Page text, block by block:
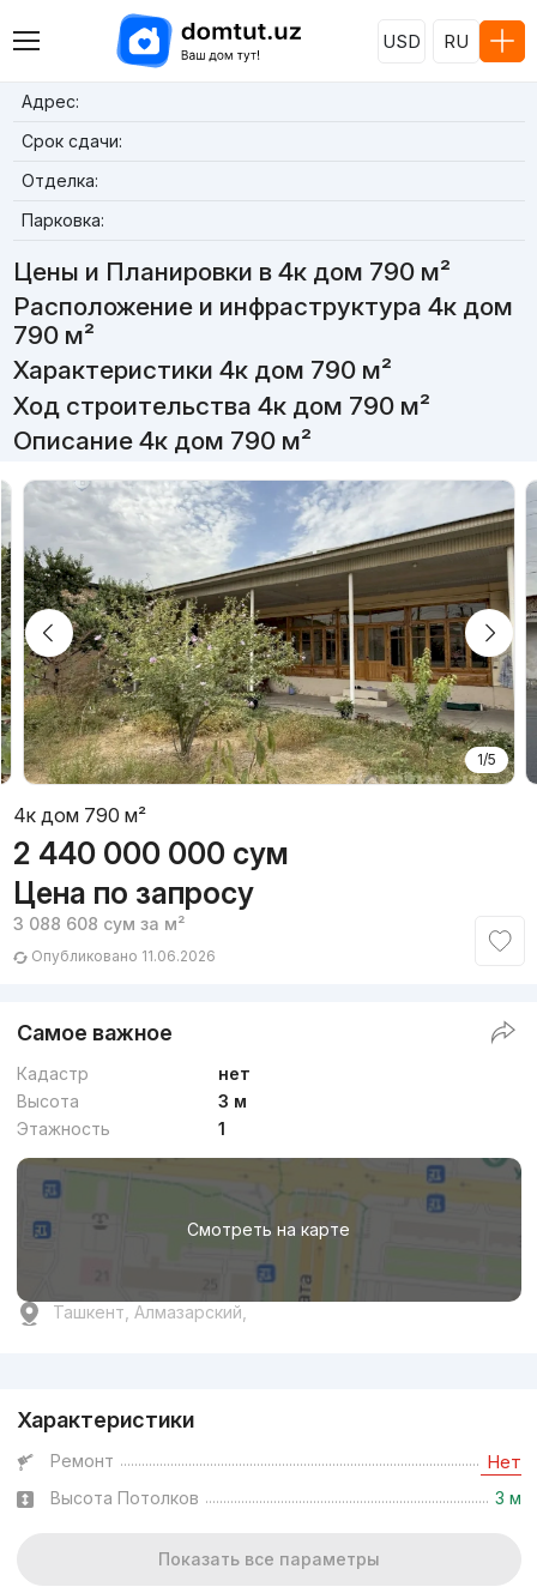
USD RU
Адрес:
Срок сдачи:
Отделка:
Парковка:
Цены и Планировки в 4к дом 790 м²
Расположение и инфраструктура 4к дом
790 м²
Характеристики 4к дом 790 м²
Ход строительства 4к дом 790 м²
Описание 4к дом 790 м²
1/5
4к дом 790 м²
2 440 000 000 сум
Цена по запросу
3 088 608 сум за м²
Опубликовано 11.06.2026
Самое важное
Кадастр
нет
Высота
3 м
Этажность
1
Смотреть на карте
Ташкент, Алмазарский,
Характеристики
Ремонт Нет
Высота Потолков 3 м
Показать все параметры